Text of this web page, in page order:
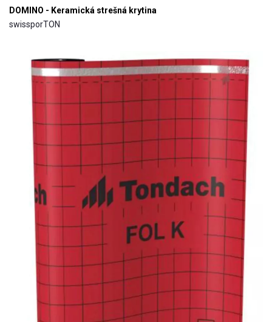
DOMINO - Keramická strešná krytina
swissporTON